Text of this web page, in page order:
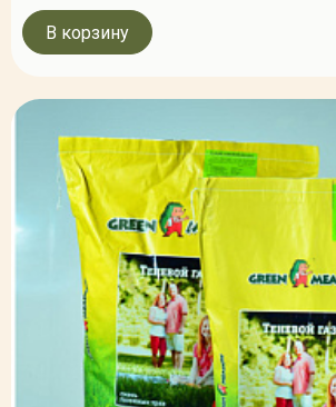
В корзину